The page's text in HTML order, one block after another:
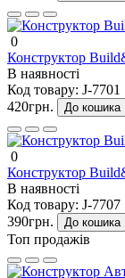
0
Конструктор
В наявності
Код товару: J-7701
420грн.
До кошика
0
Конструктор
В наявності
Код товару: J-7707
390грн.
До кошика
Топ продажів